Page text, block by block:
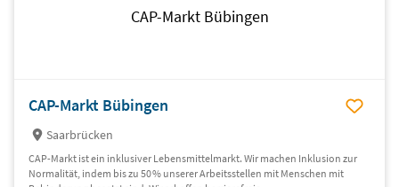
CAP-Markt Bübingen
CAP-Markt Bübingen
Saarbrücken
CAP-Markt ist ein inklusiver Lebensmittel­markt. Wir machen Inklusion zur
Normalität, indem bis zu 50 % unserer Arbeitsstellen mit Menschen mit